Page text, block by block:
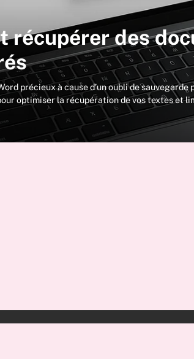
récupérer des
précieux à cause d’un oubli de
optimiser la récupération de vos textes et